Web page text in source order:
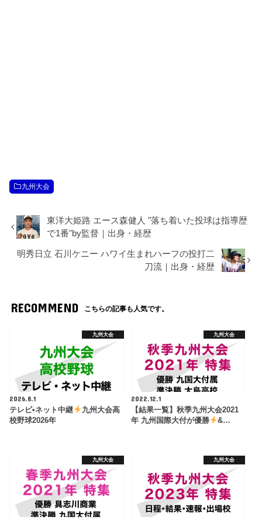
九州大会
東洋大姫路 エース森健人 "落ち着いた投球は指導歴
で1番"by監督｜出身・経歴
明秀日立 石川ケニー ハワイ生まれハーフの投打二
刀流｜出身・経歴
RECOMMEND こちらの記事も人気です。
九州大会
2026.8.1
テレビ•ネット中継
九州大会高
校野球2026年
九州大会
2022.12.1
【結果一覧】秋季九州大会2021
年 九州国際大付が優勝
&…
九州大会 九州大会